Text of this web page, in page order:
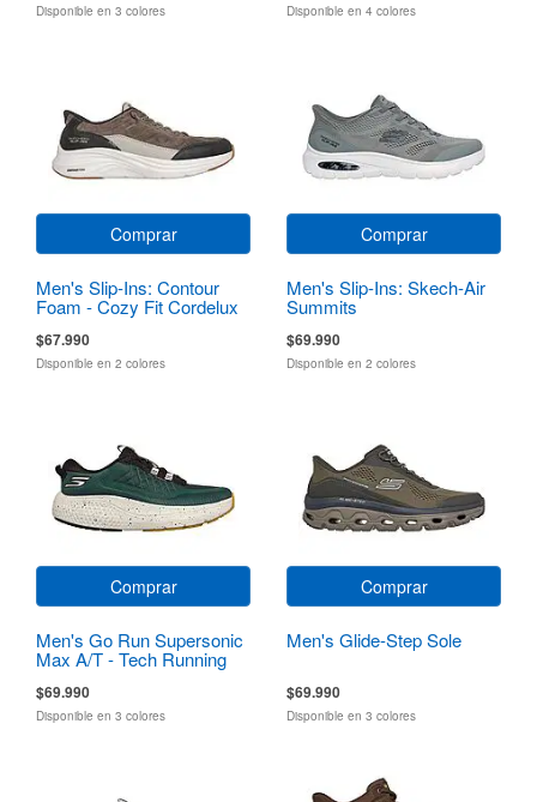
Disponible en 3 colores Disponible en 4 colores
Comprar
Men's Slip-Ins: Contour
Foam - Cozy Fit Cordelux
$67.990
Disponible en 2 colores
Comprar
Men's Slip-Ins: Skech-Air
Summits
$69.990
Disponible en 2 colores
Comprar
Men's Go Run Supersonic
Max A/T - Tech Running
$69.990
Disponible en 3 colores
Comprar
Men's Glide-Step Sole
$69.990
Disponible en 3 colores